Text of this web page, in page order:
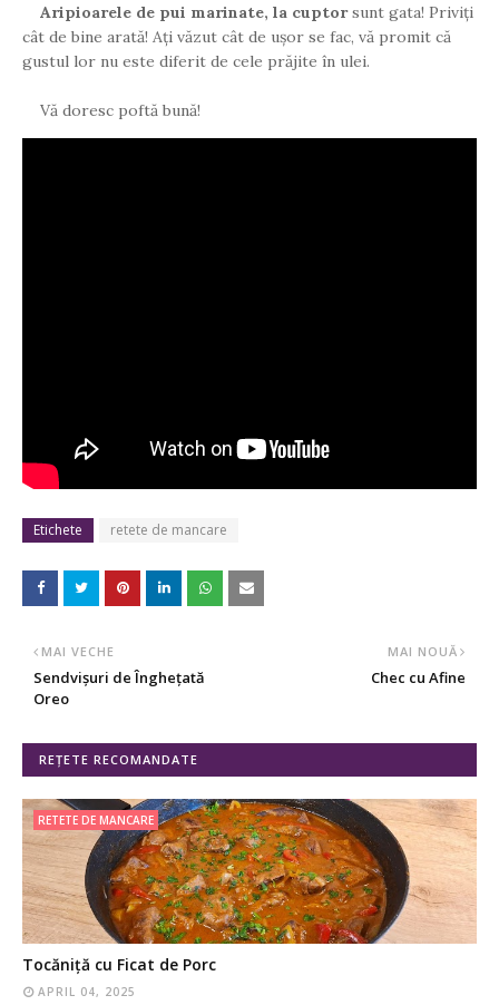
Aripioarele de pui marinate, la cuptorsunt gata! Priviți
cât de bine arată! Ați văzut cât de ușor se fac, vă promit că
gustul lor nu este diferit de cele prăjite în ulei.
Vă doresc poftă bună!
Etichete retete de mancare
MAI NOUĂ
Chec cu Afine
MAI VECHE
Sendvișuri de Înghețată
Oreo
REȚETE RECOMANDATE
RETETE DE MANCARE
Tocăniță cu Ficat de Porc
APRIL 04, 2025